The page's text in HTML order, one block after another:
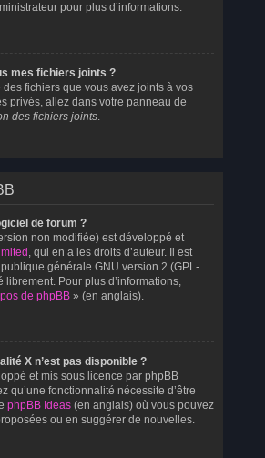
pour plus d’informations.
mes fichiers joints ?
des fichiers que vous avez joints à vos
privés, allez dans votre panneau de
des fichiers joints.
de forum ?
non modifiée) est développé et
, qui en a les droits d’auteur. Il est
générale GNU version 2 (GPL-
librement. Pour plus d’informations,
de phpBB » (en anglais).
X n’est pas disponible ?
et mis sous licence par phpBB
qu’une fonctionnalité nécessite d’être
phpBB Ideas (en anglais) où vous pouvez
ou en suggérer de nouvelles.